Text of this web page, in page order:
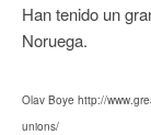
Han tenido un
Noruega.
Olav Boye http://
unions/